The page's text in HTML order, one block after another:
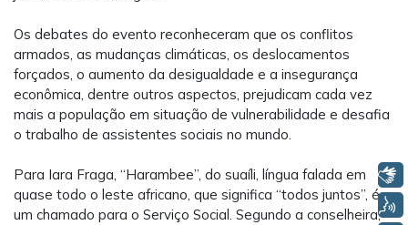
Os debates do evento reconheceram que os conflitos
armados, as mudanças climáticas, os deslocamentos
forçados, o aumento da desigualdade e a insegurança
econômica, dentre outros aspectos, prejudicam cada vez
mais a população em situação de vulnerabilidade e desafia
o trabalho de assistentes sociais no mundo.
Para Iara Fraga, “Harambee”, do suaíli, língua falada em
quase todo o leste africano, que significa “todos juntos”, é
um chamado para o Serviço Social. Segundo a conselheira,
Libras
Voz